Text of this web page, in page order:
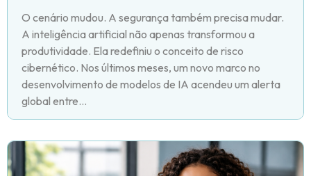
O cenário mudou. A segurança também precisa mudar.
A inteligência artificial não apenas transformou a
produtividade. Ela redefiniu o conceito de risco
cibernético. Nos últimos meses, um novo marco no
desenvolvimento de modelos de IA acendeu um alerta
global entre...